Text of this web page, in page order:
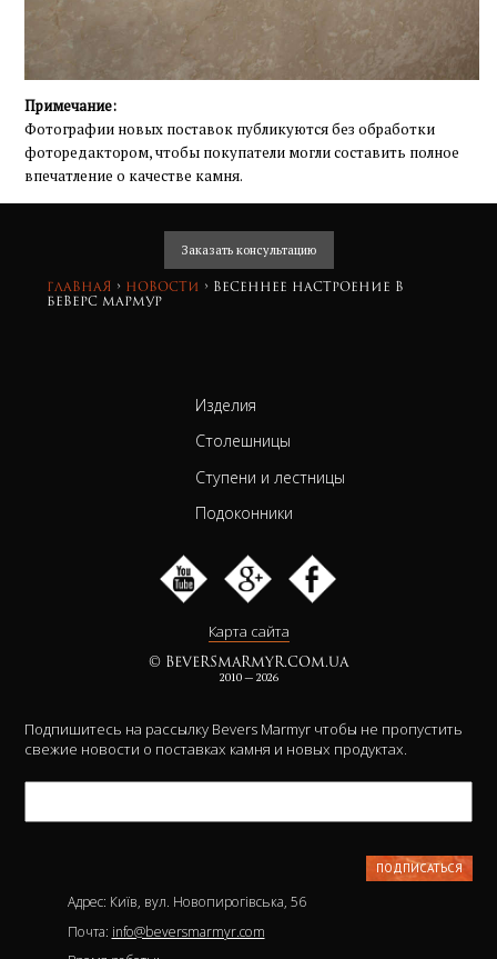
Примечание:
Фотографии новых поставок публикуются без обработки
фоторедактором, чтобы покупатели могли составить полное
впечатление о качестве камня.
Заказать консультацию
Главная › Новости ›
Весеннее настроение в
Беверс Мармур
Изделия
Столешницы
Ступени и лестницы
Подоконники
Карта сайта
© BEVERSMARMYR.COM.UA
2010 — 2026
Подпишитесь на рассылку Bevers Marmyr чтобы не пропустить
свежие новости о поставках камня и новых продуктах.
Адрес: Київ, вул. Новопирогівська, 56
Почта: info@beversmarmyr.com